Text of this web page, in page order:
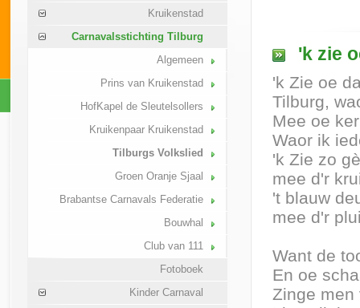
Kruikenstad
Carnavalsstichting Tilburg
Algemeen
Prins van Kruikenstad
HofKapel de Sleutelsollers
Kruikenpaar Kruikenstad
Tilburgs Volkslied
Groen Oranje Sjaal
Brabantse Carnavals Federatie
Bouwhal
Club van 111
Fotoboek
Kinder Carnaval
'k zie
'k Zie oe
Tilburg,
Mee oe
Waor ik
'k Zie zo
mee d'r
't blauw
mee d'r
Want de
En oe
Zinge men